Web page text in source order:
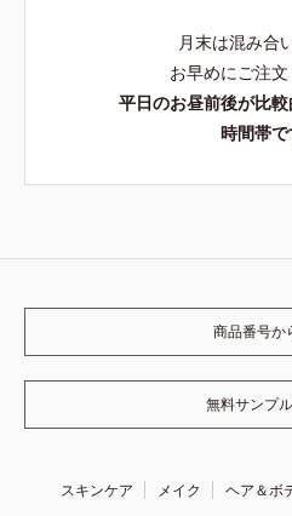
月末は混み合
お早めにご注文
平日のお昼前後が比
時間帯で
商品番号か
無料サンプ
スキンケア メイク ヘア＆ボ